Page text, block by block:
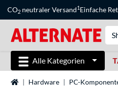
CO2 neutraler Versand1Einfache
Alle Kategorien
StartseiteHardware PC-